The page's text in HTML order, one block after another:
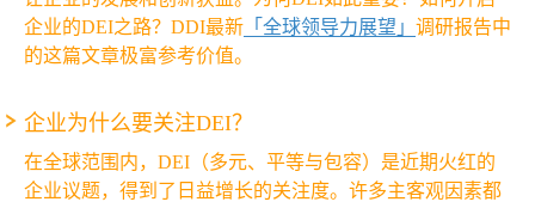
企业的DEI之路？DDI最新 「全球领导力展望」 调研报告中
的这篇文章极富参考价值。
企业为什么要关注DEI？
在全球范围内，DEI（多元、平等与包容）是近期火红的
企业议题，得到了日益增长的关注度。许多主客观因素都